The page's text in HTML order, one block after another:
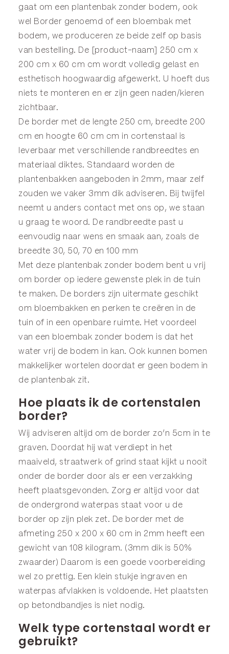
gaat om een plantenbak zonder bodem, ook
wel
Border genoemd of een bloembak met
bodem, we produceren ze beide zelf op basis
van bestelling. De [product-naam] 250 cm x
200 cm x 60 cm cm wordt volledig gelast en
esthetisch hoogwaardig afgewerkt. U hoeft dus
niets te monteren en er zijn geen naden/kieren
zichtbaar.
De border met de lengte 250 cm, breedte 200
cm en hoogte 60 cm cm in cortenstaal is
leverbaar met verschillende randbreedtes en
materiaal diktes. Standaard worden de
plantenbakken aangeboden in 2mm, maar zelf
zouden we vaker 3mm dik adviseren. Bij twijfel
neemt u anders contact met ons op, we staan
u graag te woord. De randbreedte past u
eenvoudig naar wens en smaak aan, zoals de
breedte 30, 50, 70 en 100 mm
Met deze plantenbak zonder bodem bent u vrij
om border op iedere gewenste plek in de tuin
te maken. De borders zijn uitermate geschikt
om bloembakken en perken te creëren in de
tuin of in een openbare ruimte. Het voordeel
van een bloembak zonder bodem is dat het
water vrij de bodem in kan. Ook kunnen bomen
makkelijker wortelen doordat er geen bodem in
de plantenbak zit.
Hoe plaats ik de cortenstalen
border?
Wij adviseren altijd om de border zo’n 5cm in te
graven. Doordat hij wat verdiept in het
maaiveld, straatwerk of grind staat kijkt u nooit
onder de border door als er een verzakking
heeft plaatsgevonden. Zorg er altijd voor dat
de ondergrond waterpas staat voor u de
border op zijn plek zet. De border met de
afmeting 250 x 200 x 60 cm in 2mm heeft een
gewicht van 108 kilogram. (3mm dik is 50%
zwaarder) Daarom is een goede voorbereiding
wel zo prettig. Een klein stukje ingraven en
waterpas afvlakken is voldoende. Het plaatsten
op betondbandjes is niet nodig.
Welk type cortenstaal wordt er
gebruikt?